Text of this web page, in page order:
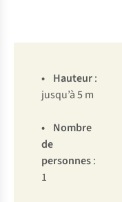
• Hauteur:
jusqu’à 5 m
• Nombre
de
personnes:
1